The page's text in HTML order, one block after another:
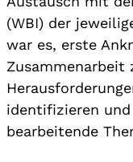
(WBI) der
war es, erste
Zusammenarbeit
identifizieren und
bearbeitende